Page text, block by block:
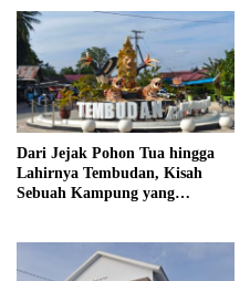
Dari Jejak Pohon Tua hingga
Lahirnya Tembudan, Kisah
Sebuah Kampung yang